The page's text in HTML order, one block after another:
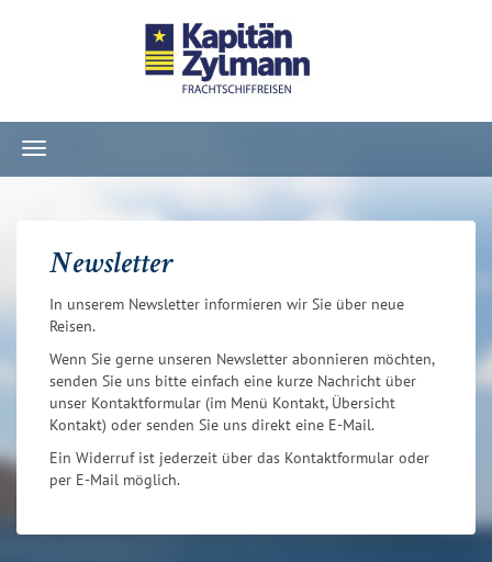
Navigation
ein-/ausblenden
Newsletter
In unserem Newsletter informieren wir Sie über neue
Reisen.
Wenn Sie gerne unseren Newsletter abonnieren möchten,
senden Sie uns bitte einfach eine kurze Nachricht über
unser Kontaktformular (im Menü Kontakt, Übersicht
Kontakt) oder senden Sie uns direkt eine E-Mail.
Ein Widerruf ist jederzeit über das Kontaktformular oder
per E-Mail möglich.